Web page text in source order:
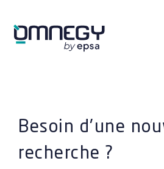
contenu
Découvrir OMNEGY
Contactez-nous
Besoin d'une
recherche ?